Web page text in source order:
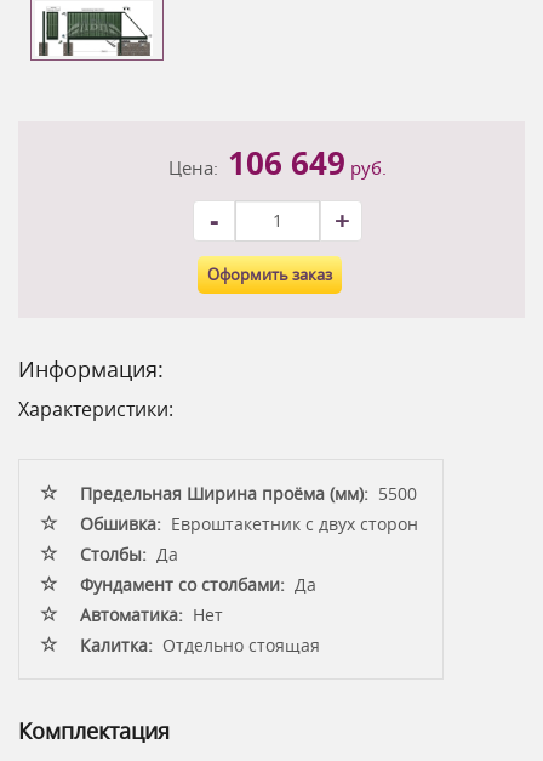
Цена: 106 649 руб.
- +
Оформить заказ
Информация:
Характеристики:
Предельная Ширина проёма (мм): 5500
Обшивка: Евроштакетник с двух сторон
Столбы: Да
Фундамент со столбами: Да
Автоматика: Нет
Калитка: Отдельно стоящая
Комплектация